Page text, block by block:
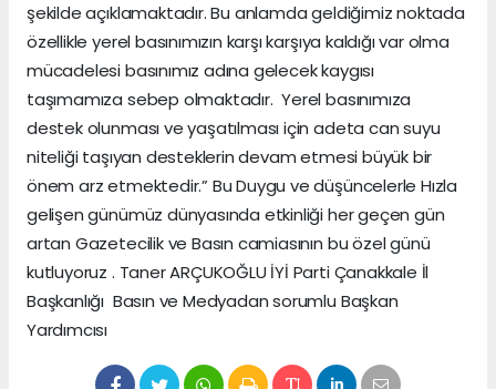
şekilde açıklamaktadır. Bu anlamda geldiğimiz noktada
özellikle yerel basınımızın karşı karşıya kaldığı var olma
mücadelesi basınımız adına gelecek kaygısı
taşımamıza sebep olmaktadır. Yerel basınımıza
destek olunması ve yaşatılması için adeta can suyu
niteliği taşıyan desteklerin devam etmesi büyük bir
önem arz etmektedir.” Bu Duygu ve düşüncelerle Hızla
gelişen günümüz dünyasında etkinliği her geçen gün
artan Gazetecilik ve Basın camiasının bu özel günü
kutluyoruz . Taner ARÇUKOĞLU İYİ Parti Çanakkale İl
Başkanlığı Basın ve Medyadan sorumlu Başkan
Yardımcısı